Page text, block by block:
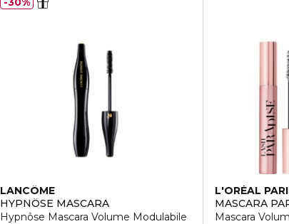
LANCÔME
HYPNÔSE MASCARA
Hypnôse Mascara Volume Modulabile
L'ORÉAL
MASCARA
Mascara